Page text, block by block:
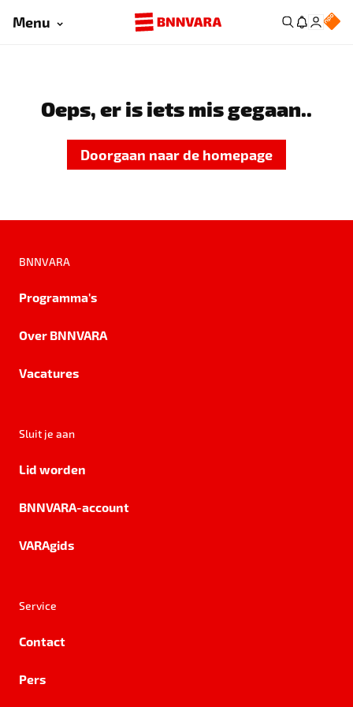
Menu
Oeps, er is iets mis gegaan..
Doorgaan naar de homepage
BNNVARA
Programma's
Over BNNVARA
Vacatures
Sluit je aan
Lid worden
BNNVARA-account
VARAgids
Service
Contact
Pers